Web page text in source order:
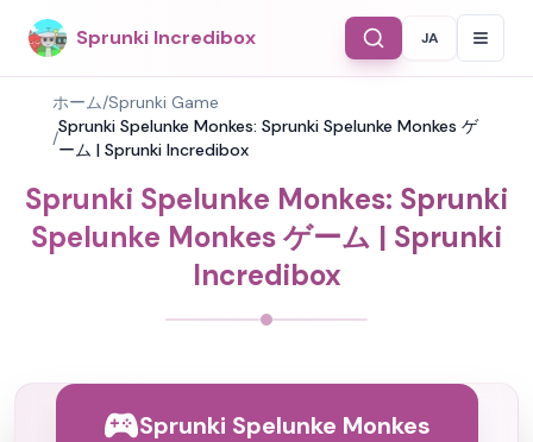
Sprunki Incredibox Select
JA
ホーム/Sprunki Game
/
Sprunki Spelunke Monkes: Sprunki Spelunke Monkes ゲ
ーム | Sprunki Incredibox
Sprunki Spelunke Monkes: Sprunki
Spelunke Monkes ゲーム | Sprunki
Incredibox
Sprunki Spelunke Monkes